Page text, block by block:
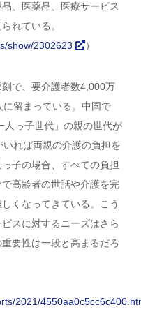
、医薬品、医療サービス
れている。
show/2302623 ）
で、要介護者数4,000万
留まっている。中国で
人っ子世代」の親の世代が
れば両親の介護の負担を
子の場合、すべての負担
高齢者の世話や介護を完
くなってきている。こう
スに対するニーズはさら
要性は一段と高まるだろ
2021/